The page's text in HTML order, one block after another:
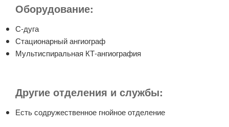
Оборудование:
С-дуга
Стационарный ангиограф
Мультиспиральная КТ-ангиография
Другие отделения и службы:
Есть содружественное гнойное отделение